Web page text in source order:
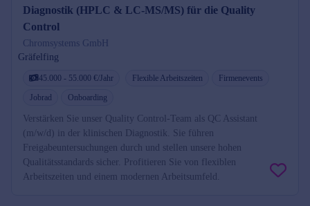
Diagnostik (HPLC & LC-MS/MS) für die Quality
Control
Chromsystems GmbH
Gräfelfing
45.000 - 55.000 €/Jahr Flexible Arbeitszeiten
Firmenevents
Jobrad
Onboarding
Verstärken Sie unser Quality Control-Team als QC Assistant
(m/w/d) in der klinischen Diagnostik. Sie führen
Freigabeuntersuchungen durch und stellen unsere hohen
Qualitätsstandards sicher. Profitieren Sie von flexiblen
Arbeitszeiten und einem modernen Arbeitsumfeld.